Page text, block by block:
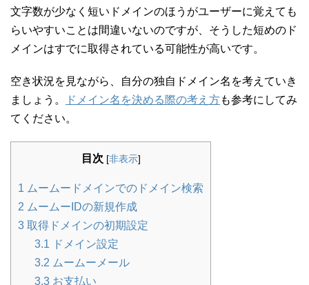
文字数が少なく短いドメインのほうがユーザーに覚えても
らいやすいことは間違いないのですが、そうした短めのド
メインはすでに取得されている可能性が高いです。
空き状況を見ながら、自分の独自ドメイン名を考えていき
ましょう。
ドメイン名を決める際の考え方も参考にしてみ
てください。
目次 [非表示]
1 ムームードメインでのドメイン検索
2 ムームーIDの新規作成
3 取得ドメインの初期設定
3.1 ドメイン設定
3.2 ムームーメール
3.3 お支払い